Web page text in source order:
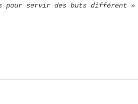
pour servir des buts différent»